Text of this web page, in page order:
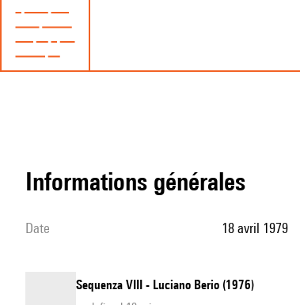
informations générales
date 18 avril 1979
Sequenza VIII - Luciano Berio (1976)